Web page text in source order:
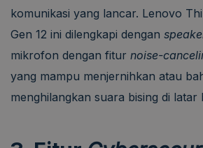
komunikasi yang lancar. Lenovo
Gen 12 ini dilengkapi dengan
mikrofon dengan fitur noise-
yang mampu menjernihkan atau
menghilangkan suara bising di latar